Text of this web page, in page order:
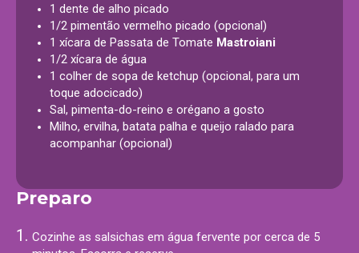
1 dente de alho picado
1/2 pimentão vermelho picado (opcional)
1 xícara de Passata de Tomate Mastroiani
1/2 xícara de água
1 colher de sopa de ketchup (opcional, para um
toque adocicado)
Sal, pimenta-do-reino e orégano a gosto
Milho, ervilha, batata palha e queijo ralado para
acompanhar (opcional)
Preparo
Cozinhe as salsichas em água fervente por cerca de 5